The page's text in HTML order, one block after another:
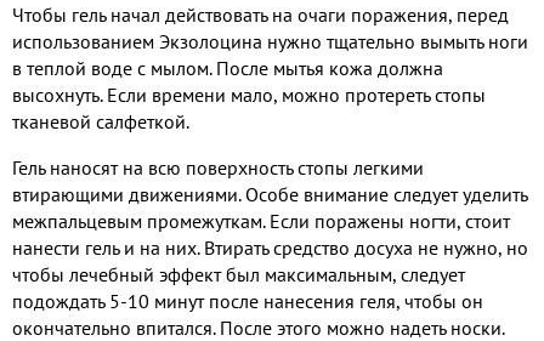
Чтобы гель начал действовать на очаги поражения, перед
использованием Экзолоцина нужно тщательно вымыть ноги
в теплой воде с мылом. После мытья кожа должна
высохнуть. Если времени мало, можно протереть стопы
тканевой салфеткой.
Гель наносят на всю поверхность стопы легкими
втирающими движениями. Особе внимание следует уделить
межпальцевым промежуткам. Если поражены ногти, стоит
нанести гель и на них. Втирать средство досуха не нужно, но
чтобы лечебный эффект был максимальным, следует
подождать 5-10 минут после нанесения геля, чтобы он
окончательно впитался. После этого можно надеть носки.